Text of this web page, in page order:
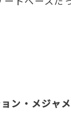
ン ・メジャ